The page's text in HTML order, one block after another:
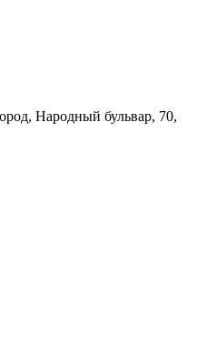
Народный бульвар, 70,